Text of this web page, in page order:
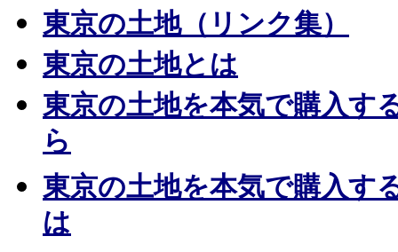
東京の土地（リンク集）
東京の土地とは
東京の土地を本気で購入す
ら
東京の土地を本気で購入す
は